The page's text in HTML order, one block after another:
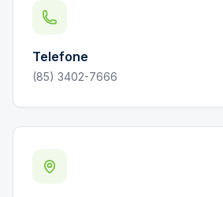
Telefone
(85) 3402-7666